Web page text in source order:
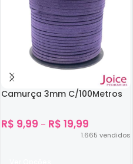
Camurça 3mm C/100Metros
R$ 9,99 – R$ 19,99
1.665 vendidos